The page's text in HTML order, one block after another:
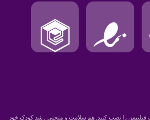
فیلیپس را نصب کنید. هم سلامت و منحنی رشد کودک خود